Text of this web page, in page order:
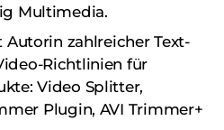
Multimedia.
Autorin zahlreicher Text-
Richtlinien für
Video Splitter,
Plugin, AVI Trimmer+